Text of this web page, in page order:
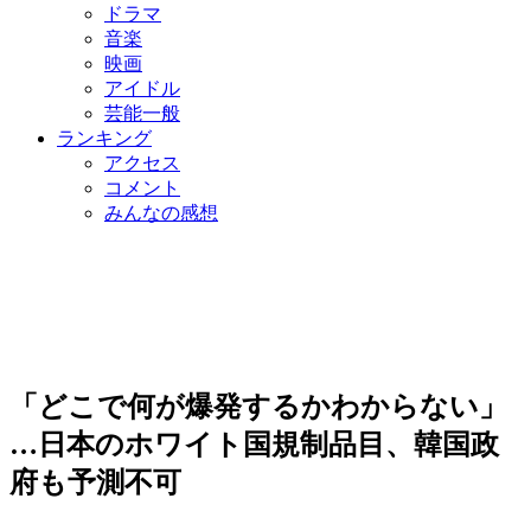
ドラマ
音楽
映画
アイドル
芸能一般
ランキング
アクセス
コメント
みんなの感想
「どこで何が爆発するかわからない」
…日本のホワイト国規制品目、韓国政
府も予測不可